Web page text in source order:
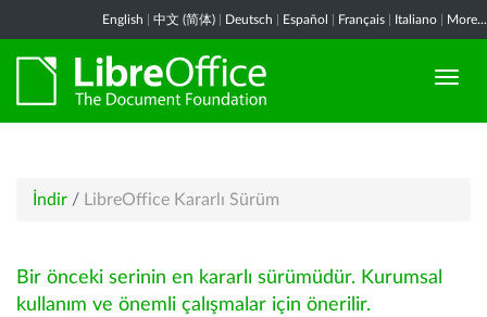
English 中文 (简体) Deutsch Español Français Italiano More...
İndir / LibreOffice Kararlı Sürüm
Bir önceki serinin en kararlı sürümüdür. Kurumsal
kullanım ve önemli çalışmalar için önerilir.